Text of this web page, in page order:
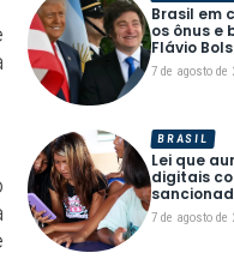
Brasil em
os ônus e
Flávio
7 de agosto de
Lei que
digitais
7 de agosto de
BRASIL